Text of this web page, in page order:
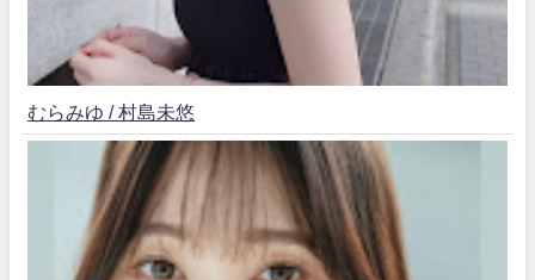
むらみゆ / 村島未悠